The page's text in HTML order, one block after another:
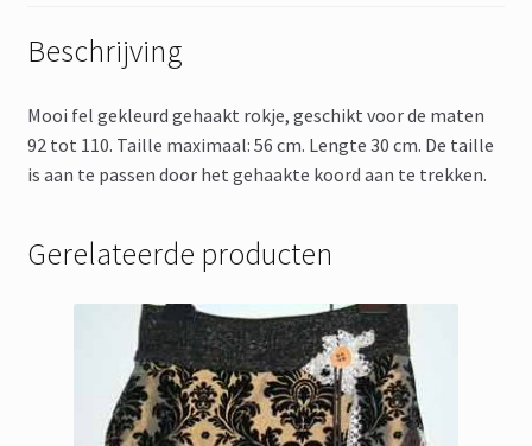
Beschrijving
Mooi fel gekleurd gehaakt rokje, geschikt voor de maten
92 tot 110. Taille maximaal: 56 cm. Lengte 30 cm. De taille
is aan te passen door het gehaakte koord aan te trekken.
Gerelateerde producten